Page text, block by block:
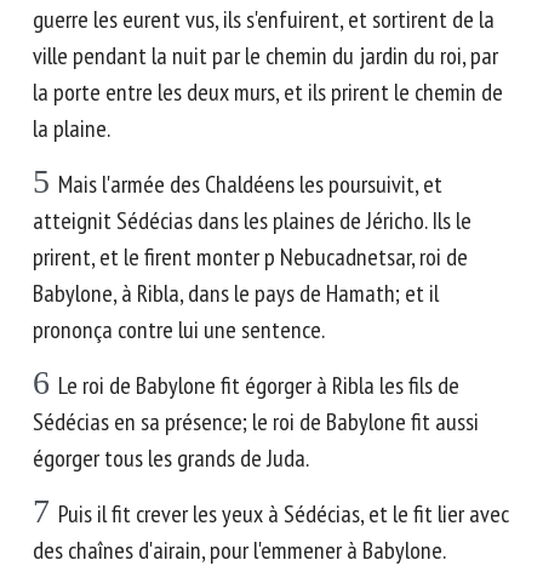
guerre les eurent vus, ils s'enfuirent, et sortirent de la
ville pendant la nuit par le chemin du jardin du roi, par
la porte entre les deux murs, et ils prirent le chemin de
la plaine.
5 Mais l'armée des Chaldéens les poursuivit, et
atteignit Sédécias dans les plaines de Jéricho. Ils le
prirent, et le firent monter p Nebucadnetsar, roi de
Babylone, à Ribla, dans le pays de Hamath; et il
prononça contre lui une sentence.
6 Le roi de Babylone fit égorger à Ribla les fils de
Sédécias en sa présence; le roi de Babylone fit aussi
égorger tous les grands de Juda.
7 Puis il fit crever les yeux à Sédécias, et le fit lier avec
des chaînes d'airain, pour l'emmener à Babylone.